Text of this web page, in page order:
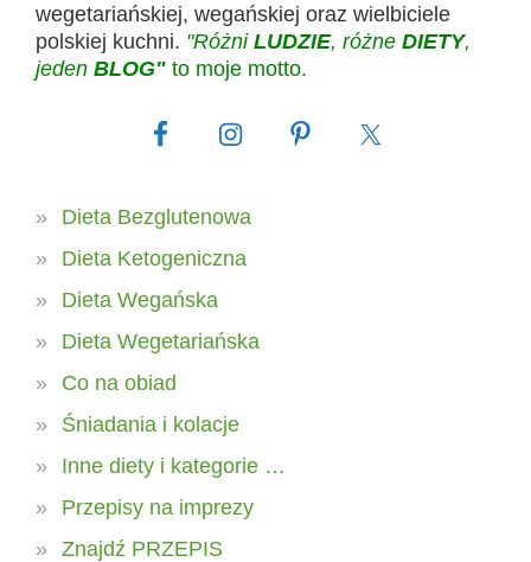
wegetariańskiej, wegańskiej oraz wielbiciele
polskiej kuchni. "Różni LUDZIE, różne DIETY,
jeden BLOG" to moje motto.
Dieta Bezglutenowa
Dieta Ketogeniczna
Dieta Wegańska
Dieta Wegetariańska
Co na obiad
Śniadania i kolacje
Inne diety i kategorie …
Przepisy na imprezy
Znajdź PRZEPIS